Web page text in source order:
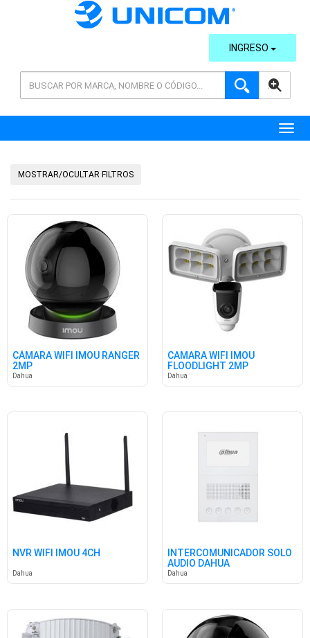
AVANZADA
INGRESO
MOSTRAR/OCULTAR FILTROS
CÁMARA WIFI IMOU RANGER
2MP
Dahua
CAMARA WIFI IMOU
FLOODLIGHT 2MP
Dahua
NVR WIFI IMOU 4CH
Dahua
INTERCOMUNICADOR SOLO
AUDIO DAHUA
Dahua